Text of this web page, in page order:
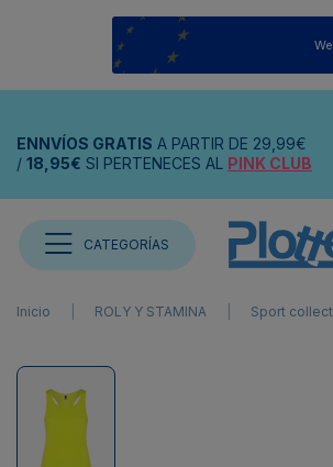
ENNVÍOS GRATIS A PARTIR DE 29,99€
/ 18,95€ SI PERTENECES AL PINK CLUB
CATEGORÍAS
Inicio ROLY Y STAMINA Sport